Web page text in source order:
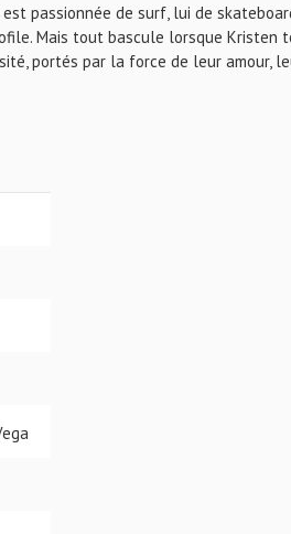
passionnée de surf, lui de
Mais tout bascule lorsque Kristen
portés par la force de leur amour,